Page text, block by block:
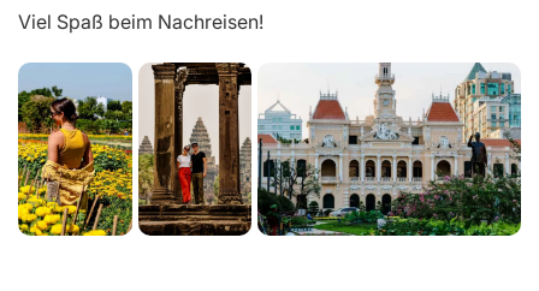
Viel Spaß beim Nachreisen!